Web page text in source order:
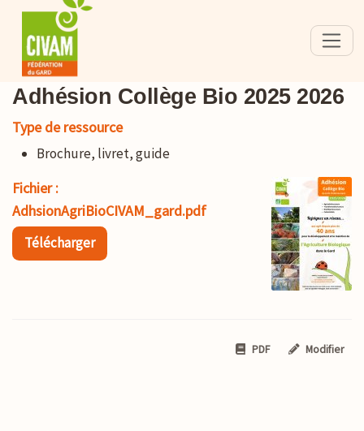
Adhésion Collège Bio 2025 2026
Type de ressource
Brochure, livret, guide
Fichier :
AdhsionAgriBioCIVAM_gard.pdf
Télécharger
PDF Modifier